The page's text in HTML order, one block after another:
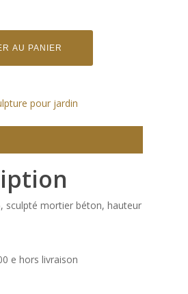
AU PANIER
pour jardin
sculpté mortier béton, hauteur
e hors livraison